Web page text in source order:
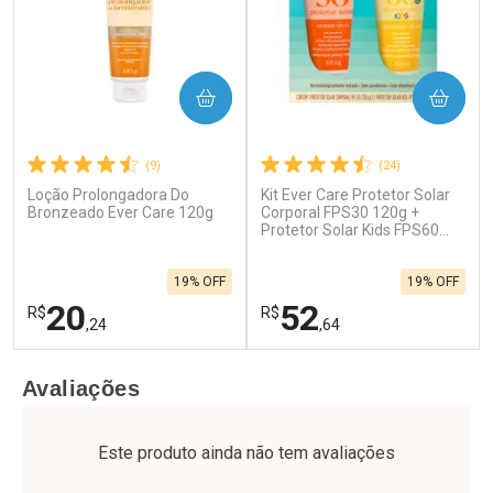
(9)
Loção Prolongadora Do
Bronzeado Ever Care 120g
R$20,24
19% OFF
COMPRAR
Laboratório
Por Menos
(24)
Kit Ever Care Protetor Solar
Corporal FPS30 120g +
Protetor Solar Kids FPS60
R$52,64
19% OFF
COMPRAR
Laboratório
Por Menos
Avaliações
Este produto ainda não tem avaliações